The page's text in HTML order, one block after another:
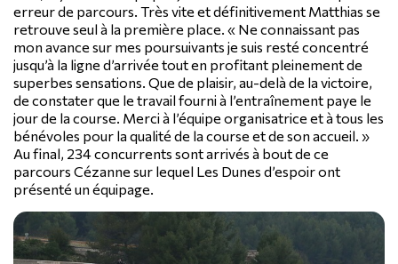
erreur de parcours. Très vite et définitivement Matthias se
retrouve seul à la première place. « Ne connaissant pas
mon avance sur mes poursuivants je suis resté concentré
jusqu’à la ligne d’arrivée tout en profitant pleinement de
superbes sensations. Que de plaisir, au-delà de la victoire,
de constater que le travail fourni à l’entraînement paye le
jour de la course. Merci à l’équipe organisatrice et à tous les
bénévoles pour la qualité de la course et de son accueil. »
Au final, 234 concurrents sont arrivés à bout de ce
parcours Cézanne sur lequel Les Dunes d’espoir ont
présenté un équipage.